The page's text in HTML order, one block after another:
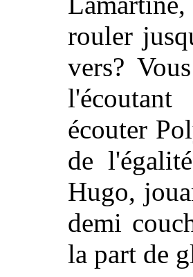
rouler
vers?
écouter
de
Hugo,
demi
la part de